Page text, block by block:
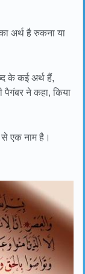
अर्थ है रुकना या
के कई अर्थ हैं,
पैगंबर ने कहा, किया
एक नाम है।